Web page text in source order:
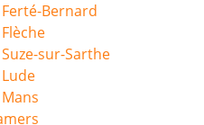
Bernard
sur-Sarthe